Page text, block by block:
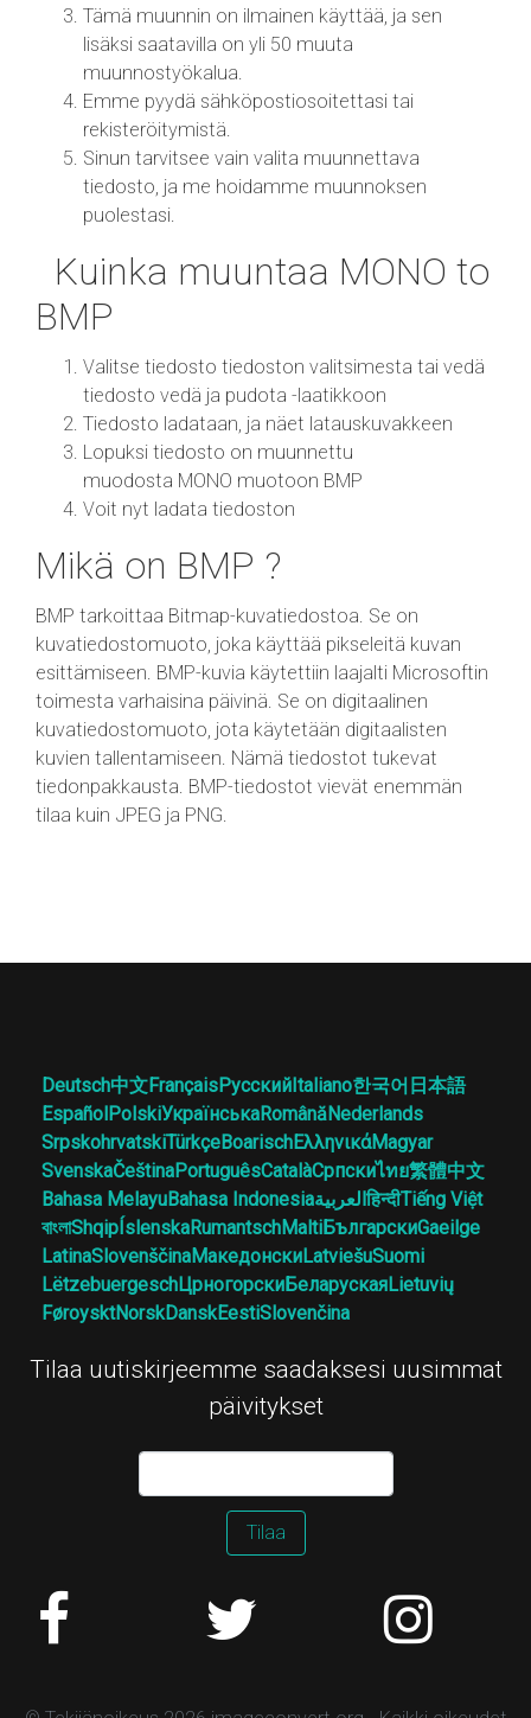
Tämä muunnin on ilmainen käyttää, ja sen
lisäksi saatavilla on yli 50 muuta
muunnostyökalua.
Emme pyydä sähköpostiosoitettasi tai
rekisteröitymistä.
Sinun tarvitsee vain valita muunnettava
tiedosto, ja me hoidamme muunnoksen
puolestasi.
Kuinka muuntaa MONO to
BMP
Valitse tiedosto tiedoston valitsimesta tai vedä
tiedosto vedä ja pudota -laatikkoon
Tiedosto ladataan, ja näet latauskuvakkeen
Lopuksi tiedosto on muunnettu
muodosta MONO muotoon BMP
Voit nyt ladata tiedoston
Mikä on BMP ?
BMP tarkoittaa Bitmap-kuvatiedostoa. Se on
kuvatiedostomuoto, joka käyttää pikseleitä kuvan
esittämiseen. BMP-kuvia käytettiin laajalti Microsoftin
toimesta varhaisina päivinä. Se on digitaalinen
kuvatiedostomuoto, jota käytetään digitaalisten
kuvien tallentamiseen. Nämä tiedostot tukevat
tiedonpakkausta. BMP-tiedostot vievät enemmän
tilaa kuin JPEG ja PNG.
Deutsch中文FrançaisРусскийItaliano한국어 日本語
EspañolPolskiУкраїнськаRomânăNederlands
SrpskohrvatskiTürkçeBoarischΕλληνικάMagyar
SvenskaČeštinaPortuguêsCatalàСрпскиไทย繁體中文
Bahasa MelayuBahasa Indonesiaالعربيةहिन्दीTiếng Việt
বাংলাShqipÍslenskaRumantschMaltiБългарскиGaeilge
LatinaSlovenščinaМакедонскиLatviešuSuomi
LëtzebuergeschЦрногорскиБеларускаяLietuvių
FøroysktNorskDanskEestiSlovenčina
Tilaa uutiskirjeemme saadaksesi uusimmat
päivitykset
Tilaa